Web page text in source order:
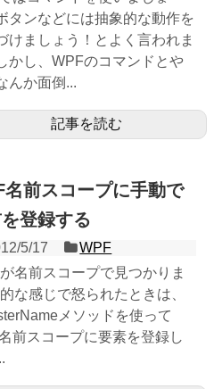
タンなどには抽象的な動作を
けましょう！とよく言われま
かし、WPFのコマンドとや
んか面倒...
記事を読む
名前スコープに手動で
登録する
5/17
WPF
名前スコープで見つかりま
な感じで怒られたときは、
メソッドを使って
前スコープに要素を登録し